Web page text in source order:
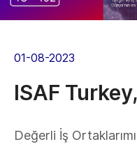
01-08-2023
ISAF
Değerli İş